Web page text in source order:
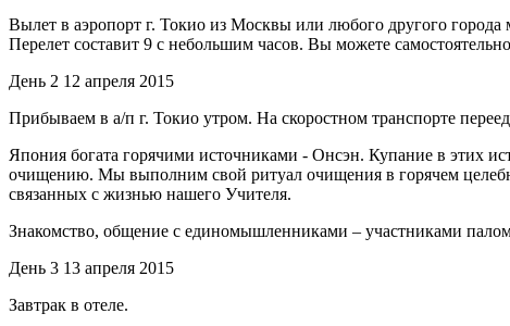
Вылет в аэропорт г. Токио из Москвы или любого другого
Перелет составит 9 с небольшим часов. Вы можете
День 2 12 апреля 2015
Прибываем в а/п г. Токио утром. На скоростном транспорте
Япония богата горячими источниками - Онсэн. Купание в этих
очищению. Мы выполним свой ритуал очищения в горячем
связанных с жизнью нашего Учителя.
Знакомство, общение с единомышленниками – участниками
День 3 13 апреля 2015
Завтрак в отеле.